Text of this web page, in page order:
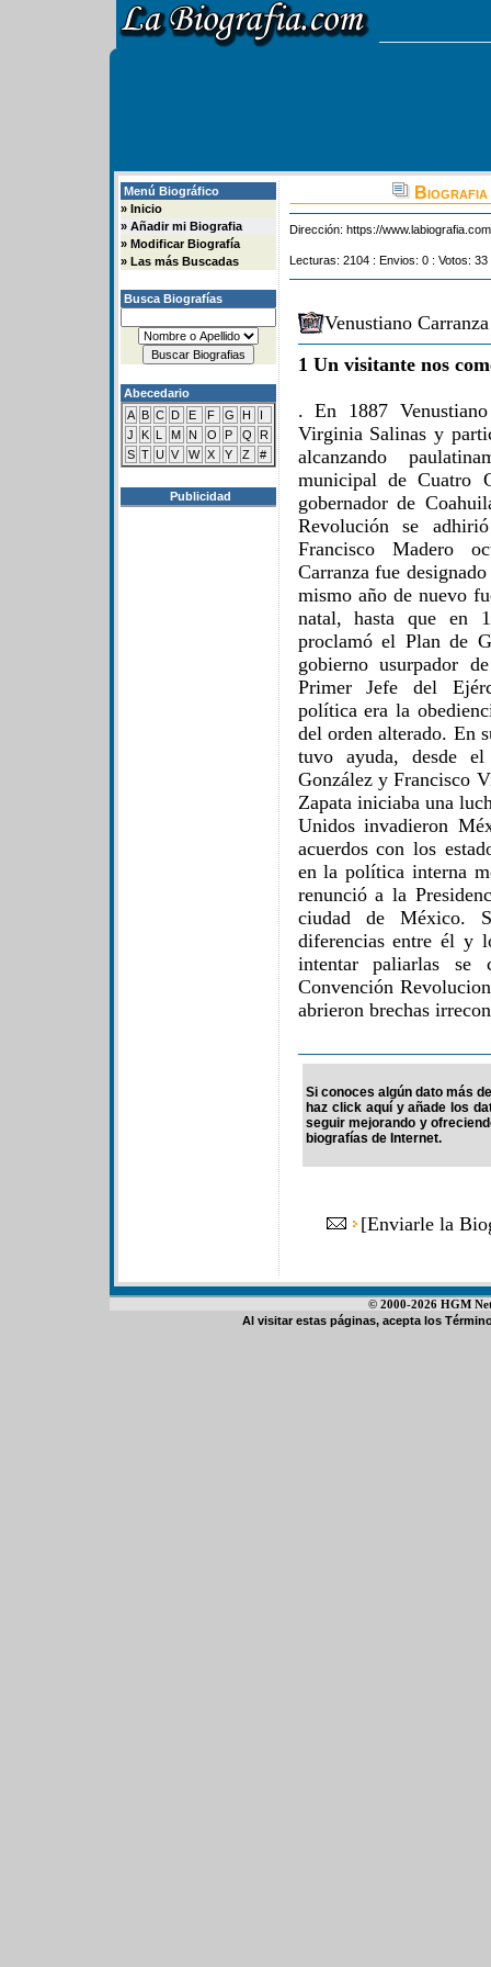
Menú Biográfico
» Inicio
» Añadir mi Biografia
» Modificar Biografía
» Las más Buscadas
Busca Biografías
Abecedario
A B C D E F G H
I
J
K L M N O P Q
R
S T U V W X Y Z #
Publicidad
Biografia
Dirección: https://
Lecturas: 2104 : Envios: 0 : Votos:
Venustiano
1 Un visitante nos
. En 1887
Virginia Salinas y
alcanzando
municipal de Cuatro
gobernador de
Revolución se
Francisco Madero
Carranza fue
mismo año de nuevo
natal, hasta que en
proclamó el Plan de
gobierno usurpador
Primer Jefe del
política era la
del orden alterado. En
tuvo ayuda, desde
González y Francisco
Zapata iniciaba una
Unidos invadieron
acuerdos con los
en la política interna
renunció a la
ciudad de México.
diferencias entre él y
intentar paliarlas se
Convención
abrieron brechas
Si conoces algún dato más
haz click aquí y añade los
seguir mejorando y
biografías de Internet.
[Enviarle la
© 2000-2026 HGM
Al visitar estas páginas, acepta los